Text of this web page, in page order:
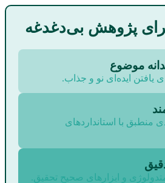
پژوهش بی‌دغدغه
ایده‌ای نو و جذاب.
منطبق با استانداردهای
و ابزارهای صحیح تحقیق.